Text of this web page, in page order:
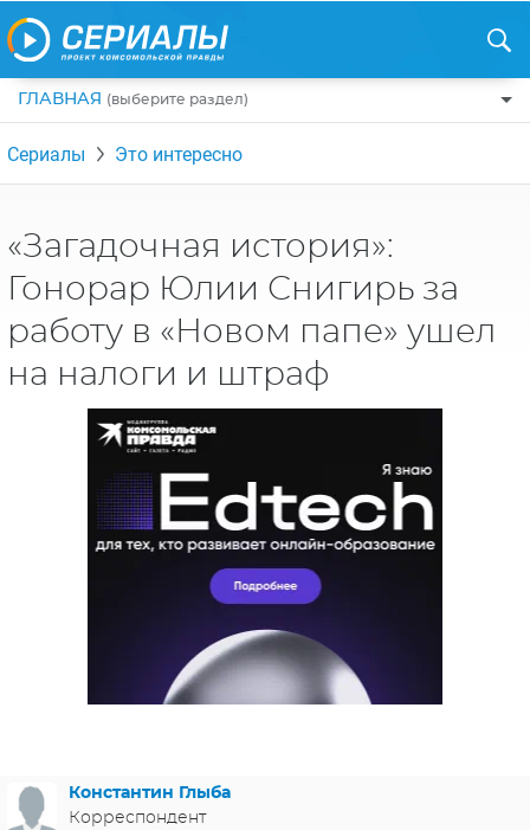
ГЛАВНАЯ (выберите раздел)
ПО ЖАНРАМ
КОМЕДИИ
ДРАМЫ
УЖАСЫ
БОЕВИКИ
ДЕТЕКТИВЫ
КРИМИНАЛ
ФАНТАСТИКА
США
РОССИЯ
АНГЛИЯ
РЕЦЕНЗИИ
НА ВЫХОДНЫЕ
НОВОСТИ
ИНТЕРЕСНО
НОВОСТИ ТУРЕЦКИХ СЕРИАЛОВ
ИНТЕРВЬЮ
СВЕТСКИЕ НОВОСТИ
Сериалы Это интересно
«Загадочная история»:
Гонорар Юлии Снигирь за
работу в «Новом папе» ушел
на налоги и штраф
Константин Глыба
Корреспондент